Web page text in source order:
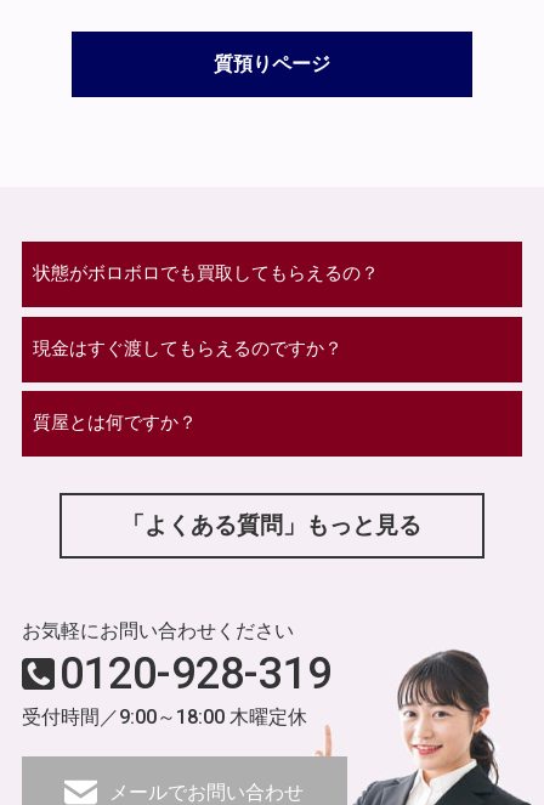
質預りページ
状態がボロボロでも買取してもらえるの？
現金はすぐ渡してもらえるのですか？
質屋とは何ですか？
「よくある質問」もっと見る
お気軽にお問い合わせください
0120-928-319
受付時間／9:00～18:00 木曜定休
メールでお問い合わせ